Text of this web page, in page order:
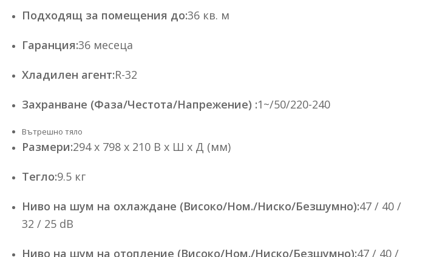
Подходящ за помещения до:36 кв. м
Гаранция:36 месеца
Хладилен агент:R-32
Захранване (Фаза/Честота/Напрежение) :1~/50/220-240
Вътрешно тяло
Размери:294 x 798 x 210 В x Ш x Д (мм)
Тегло:9.5 кг
Ниво на шум на охлаждане (Високо/Ном./Ниско/Безшумно):47 / 40 /
32 / 25 dB
Ниво на шум на отопление (Високо/Ном./Ниско/Безшумно):47 / 40 /